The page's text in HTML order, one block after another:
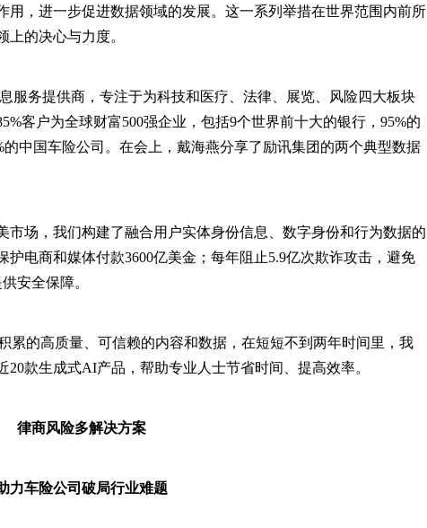
用，进一步促进数据领域的发展。这一系列举措在世界范围内前所
的决心与力度。
服务提供商，专注于为科技和医疗、法律、展览、风险四大板块
客户为全球财富500强企业，包括9个世界前十大的银行，95%的
中国车险公司。在会上，戴海燕分享了励讯集团的两个典型数据
市场，我们构建了融合用户实体身份信息、数字身份和行为数据的
电商和媒体付款3600亿美金；每年阻止5.9亿次欺诈攻击，避免
安全保障。
累的高质量、可信赖的内容和数据，在短短不到两年时间里，我
款生成式AI产品，帮助专业人士节省时间、提高效率。
律商风险多解决方案
力车险公司破局行业难题